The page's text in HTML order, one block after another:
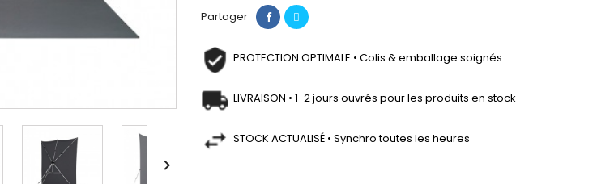

Partager
PROTECTION OPTIMALE • Colis & emballage soignés
LIVRAISON • 1-2 jours ouvrés pour les produits en stock
STOCK ACTUALISÉ • Synchro toutes les heures